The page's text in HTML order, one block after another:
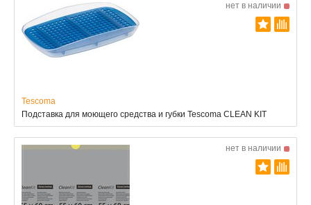
нет в наличии
Tescoma
Подставка для моющего средства и губки Tescoma CLEAN KIT
нет в наличии